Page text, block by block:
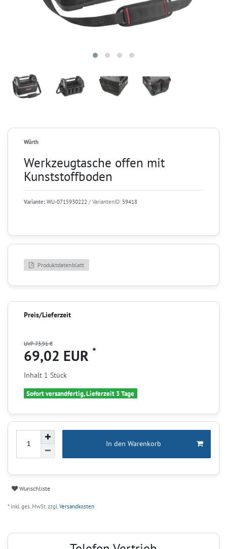
Würth
Werkzeugtasche offen mit
Kunststoffboden
Variante: WU-0715930222 / VariantenID: 59418
Produktdatenblatt
Preis/Lieferzeit
UVP 73,91 €
69,02 EUR *
Inhalt 1 Stück
Sofort versandfertig, Lieferzeit 3 Tage
In den Warenkorb
Wunschliste
* inkl. ges. MwSt. zzgl.Versandkosten